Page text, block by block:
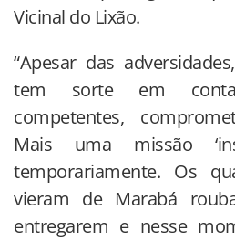
Vicinal do Lixão.
“Apesar das
tem sorte em
competentes,
Mais uma missão
temporariamente. Os
vieram de Marabá
entregarem e nesse